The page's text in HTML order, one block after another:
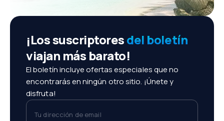
¡Los suscriptoresdel boletín
viajan más barato!
El boletín incluye ofertas especiales que no
encontrarás en ningún otro sitio. ¡Únete y
disfruta!
Tu dirección de email